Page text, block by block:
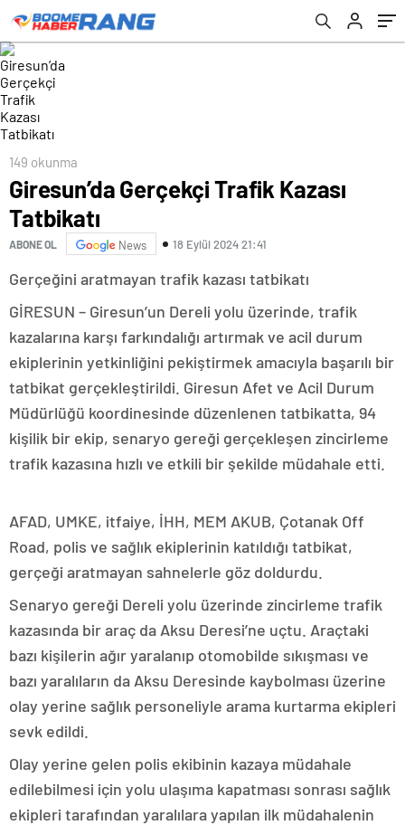
149 okunma
Giresun’da Gerçekçi Trafik Kazası
Tatbikatı
ABONE OL News 18 Eylül 2024 21:41
Gerçeğini aratmayan trafik kazası tatbikatı
GİRESUN – Giresun’un Dereli yolu üzerinde, trafik
kazalarına karşı farkındalığı artırmak ve acil durum
ekiplerinin yetkinliğini pekiştirmek amacıyla başarılı bir
tatbikat gerçekleştirildi. Giresun Afet ve Acil Durum
Müdürlüğü koordinesinde düzenlenen tatbikatta, 94
kişilik bir ekip, senaryo gereği gerçekleşen zincirleme
trafik kazasına hızlı ve etkili bir şekilde müdahale etti.
AFAD, UMKE, itfaiye, İHH, MEM AKUB, Çotanak Off
Road, polis ve sağlık ekiplerinin katıldığı tatbikat,
gerçeği aratmayan sahnelerle göz doldurdu.
Senaryo gereği Dereli yolu üzerinde zincirleme trafik
kazasında bir araç da Aksu Deresi’ne uçtu. Araçtaki
bazı kişilerin ağır yaralanıp otomobilde sıkışması ve
bazı yaralıların da Aksu Deresinde kaybolması üzerine
olay yerine sağlık personeliyle arama kurtarma ekipleri
sevk edildi.
Olay yerine gelen polis ekibinin kazaya müdahale
edilebilmesi için yolu ulaşıma kapatması sonrası sağlık
ekipleri tarafından yaralılara yapılan ilk müdahalenin